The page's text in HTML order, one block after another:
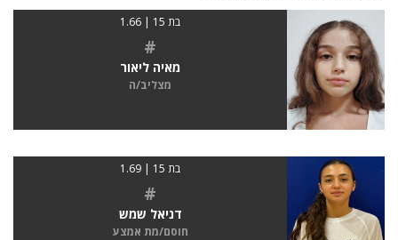
בת 15 | 1.66
#
מאיה ליאור
מצליב/ה
בת 15 | 1.69
#
דניאל שמש
חוסם/מת אמצע